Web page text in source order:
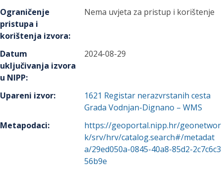
Ograničenje
pristupa i
korištenja izvora:
Nema uvjeta za pristup i korištenje
Datum
uključivanja izvora
u NIPP:
2024-08-29
Upareni izvor: 1621 Registar nerazvrstanih cesta
Grada Vodnjan-Dignano – WMS
Metapodaci:
https://geoportal.nipp.hr/geonetwor
k/srv/hrv/catalog.search#/metadat
a/29ed050a-0845-40a8-85d2-2c7c6c3
56b9e